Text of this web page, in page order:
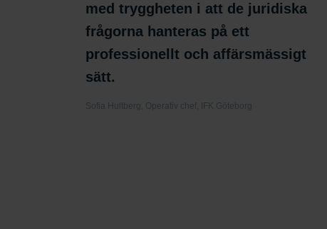
med tryggheten i att de juridiska
frågorna hanteras på ett
professionellt och affärsmässigt
sätt.
Sofia Hultberg, Operativ chef, IFK Göteborg